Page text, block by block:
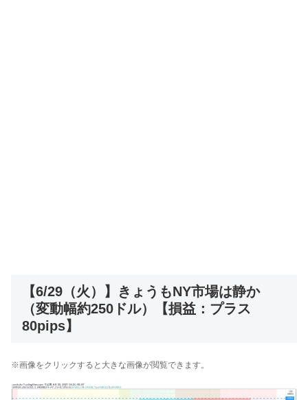
【6/29（火）】きょうもNY市場は静か
（変動幅約250ドル）【損益：プラス
80pips】
※画像をクリックすると大きな画像が閲覧できます。